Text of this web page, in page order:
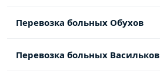
Перевозка больных Обухов
Перевозка больных Васильков